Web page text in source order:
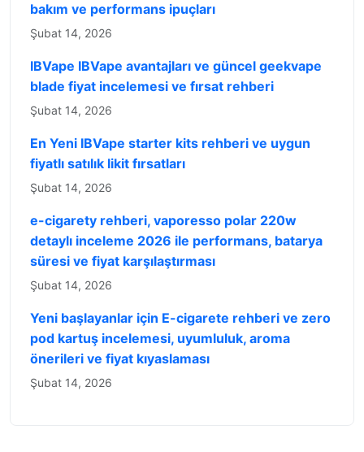
bakım ve performans ipuçları
Şubat 14, 2026
IBVape IBVape avantajları ve güncel geekvape
blade fiyat incelemesi ve fırsat rehberi
Şubat 14, 2026
En Yeni IBVape starter kits rehberi ve uygun
fiyatlı satılık likit fırsatları
Şubat 14, 2026
e-cigarety rehberi, vaporesso polar 220w
detaylı inceleme 2026 ile performans, batarya
süresi ve fiyat karşılaştırması
Şubat 14, 2026
Yeni başlayanlar için E-cigarete rehberi ve zero
pod kartuş incelemesi, uyumluluk, aroma
önerileri ve fiyat kıyaslaması
Şubat 14, 2026